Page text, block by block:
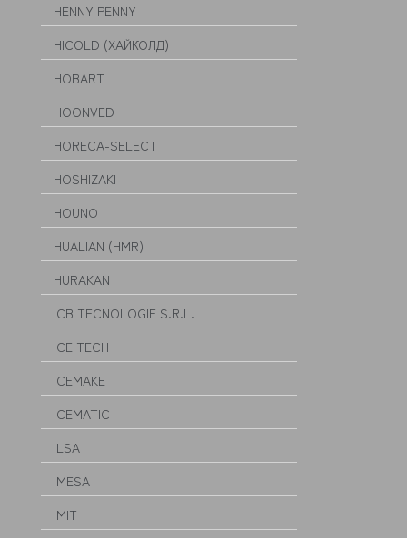
HENNY PENNY
HICOLD (ХАЙКОЛД)
HOBART
HOONVED
HORECA-SELECT
HOSHIZAKI
HOUNO
HUALIAN (HMR)
HURAKAN
ICB TECNOLOGIE S.R.L.
ICE TECH
ICEMAKE
ICEMATIC
ILSA
IMESA
IMIT